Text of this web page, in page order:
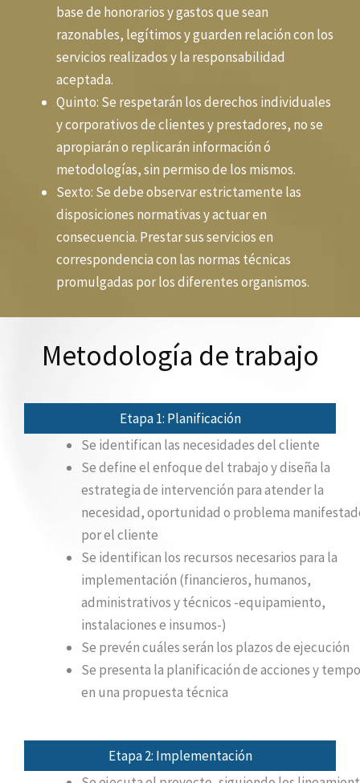
base de honorarios y gastos que sean
razonables, legítimos y guarden relación con los
servicios realizados y la responsabilidad
aceptada.
Quinto: Se respetarán los derechos individuales
y corporativos de clientes y prestadores, no se
apropiarán o replicarán información ó
metodologías, sin permiso de los mismos.
Sexto: Se debe observar estrictamente las
disposiciones normativas y actuar en
consecuencia. Prestar sus servicios en
correspondencia con las normas técnicas
promulgadas por los diferentes organismos.
Metodología de trabajo
Etapa 1: Planificación
Se identifican las necesidades del cliente
Se define el enfoque del trabajo y diseña la
estrategia de intervención para atender la
necesidad, oportunidad o problema
por el cliente
Se identifican los recursos necesarios para la
implementación (financieros, humanos,
administrativos y técnicos -equipamiento,
instalaciones e insumos-)
Se prevén cuáles serán los plazos de ejecución
Se presenta la planificación de acciones y
en una propuesta técnica
Etapa 2: Implementación